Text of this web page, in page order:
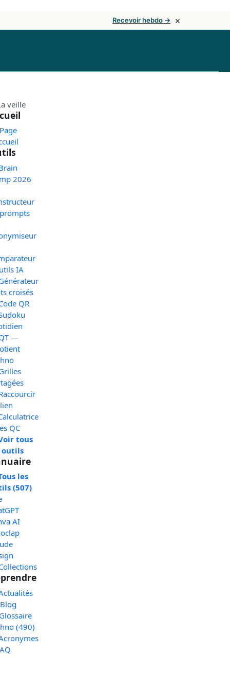
Recevoir hebdo → ×
2026
IA
croisés
QR
—
QC
tous
outils
les
(507)
AI
(490)